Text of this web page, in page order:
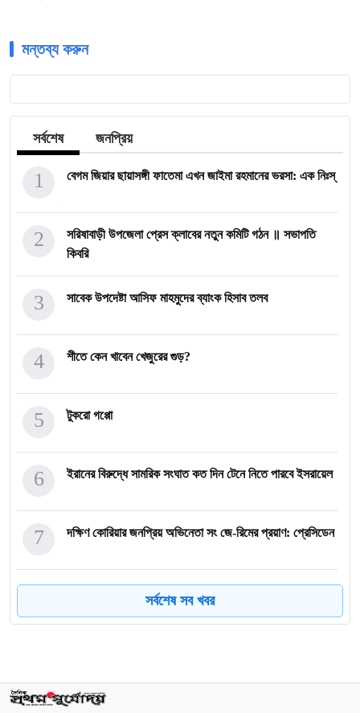
মন্তব্য করুন
সর্বশেষ জনপ্রিয়
বেগম জিয়ার ছায়াসঙ্গী ফাতেমা এখন জাইমা রহমানের ভরসা: এক নিঃস্
1
সরিষাবাড়ী উপজেলা প্রেস ক্লাবের নতুন কমিটি গঠন ॥ সভাপতি
কিবরি
2
সাবেক উপদেষ্টা আসিফ মাহমুদের ব্যাংক হিসাব তলব
3
শীতে কেন খাবেন খেজুরের গুড়?
4
টুকরো গপ্পো
5
ইরানের বিরুদ্ধে সামরিক সংঘাত কত দিন টেনে নিতে পারবে ইসরায়েল
6
দক্ষিণ কোরিয়ার জনপ্রিয় অভিনেতা সং জে-রিমের প্রয়াণ: প্রেসিডেন
7
দুর্নীতি করব না, কাউকে করতেও দেবো না: শিক্ষামন্ত্রী
সর্বশেষ সব খবর